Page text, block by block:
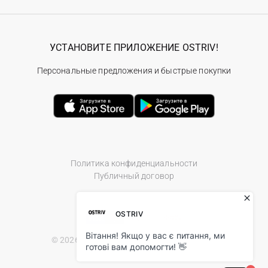
Политика конфиденциальности
Публичный договор
© 2026 Ostriv.ua Store. All Rights Reserved.
УСТАНОВИТЕ ПРИЛОЖЕНИЕ OSTRIV!
Персональные предложения и быстрые покупки